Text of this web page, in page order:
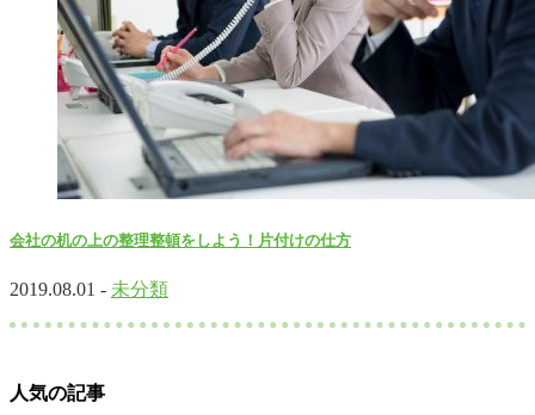
会社の机の上の整理整頓をしよう！片付けの仕方
2019.08.01 - 未分類
人気の記事